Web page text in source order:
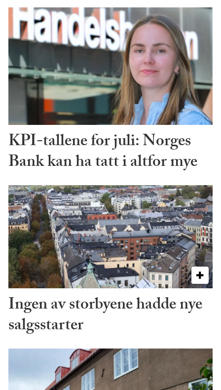
KPI-tallene for juli: Norges
Bank kan ha tatt i altfor mye
Ingen av storbyene hadde nye
salgsstarter